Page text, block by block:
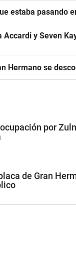
estaba pasando
Accardi y Seven
Hermano se
por
de Gran